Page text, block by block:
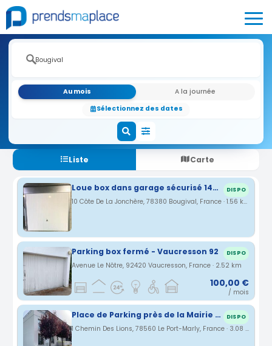
Au mois
A la journée
Sélectionnez des dates
Liste Carte
Loue box dans garage sécurisé 14m² Rueil-Malmaison limite Bougival DISPO
10 Côte De La Jonchère, 78380 Bougival, France · 1.56 km
Parking box fermé - Vaucresson 92 DISPO
Avenue Le Nôtre, 92420 Vaucresson, France · 2.52 km
100,00 €
/ mois
Place de Parking près de la Mairie du Port-Marly DISPO
1 Chemin Des Lions, 78560 Le Port-Marly, France · 3.08 km